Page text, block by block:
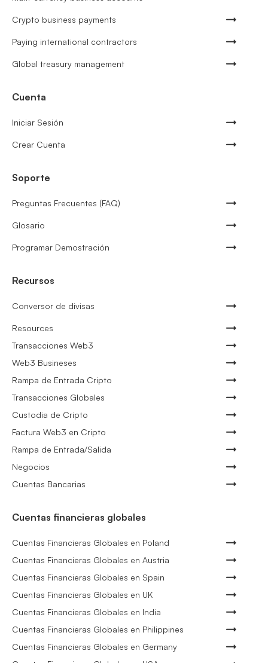
Crypto business payments
Paying international contractors
Global treasury management
Cuenta
Iniciar Sesión
Crear Cuenta
Soporte
Preguntas Frecuentes (FAQ)
Glosario
Programar Demostración
Recursos
Conversor de divisas
Resources
Transacciones Web3
Web3 Busineses
Rampa de Entrada Cripto
Transacciones Globales
Custodia de Cripto
Factura Web3 en Cripto
Rampa de Entrada/Salida
Negocios
Cuentas Bancarias
Cuentas financieras globales
Cuentas Financieras Globales en Poland
Cuentas Financieras Globales en Austria
Cuentas Financieras Globales en Spain
Cuentas Financieras Globales en UK
Cuentas Financieras Globales en India
Cuentas Financieras Globales en Philippines
Cuentas Financieras Globales en Germany